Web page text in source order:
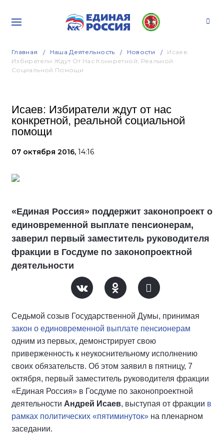
Главная Наша Деятельность Новости
Исаев:
Избиратели Ждут От Нас Конкретной, Реальной
Социальной Помощи
Исаев: Избиратели ждут от нас
конкретной, реальной социальной
помощи
07 октября 2016, 14:16
«Единая Россия» поддержит законопроект о
единовременной выплате пенсионерам,
заверил первый заместитель руководителя
фракции в Госдуме по законопроектной
деятельности
Седьмой созыв Государственной Думы, принимая
закон о единовременной выплате пенсионерам
одним из первых, демонстрирует свою
приверженность к неукоснительному исполнению
своих обязательств. Об этом заявил в пятницу, 7
октября, первый заместитель руководителя фракции
«Единая Россия» в Госдуме по законопроектной
деятельности Андрей Исаев, выступая от фракции в
рамках политических «пятиминуток» на пленарном
заседании.